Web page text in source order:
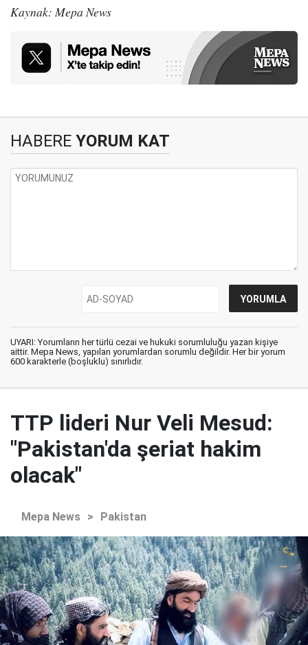
Kaynak: Mepa News
HABERE YORUM KAT
UYARI: Yorumların her türlü cezai ve hukuki sorumluluğu yazan kişiye
aittir. Mepa News, yapılan yorumlardan sorumlu değildir. Her bir yorum
600 karakterle (boşluklu) sınırlıdır.
TTP lideri Nur Veli Mesud:
"Pakistan'da şeriat hakim
olacak"
Mepa News > Pakistan